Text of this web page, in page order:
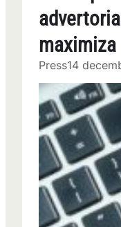
Press14